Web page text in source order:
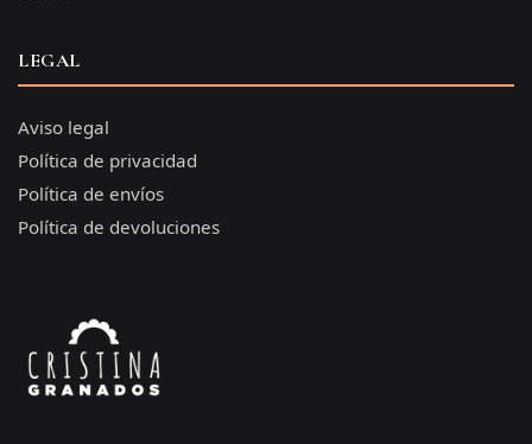
LEGAL
Aviso legal
Política de privacidad
Política de envíos
Política de devoluciones